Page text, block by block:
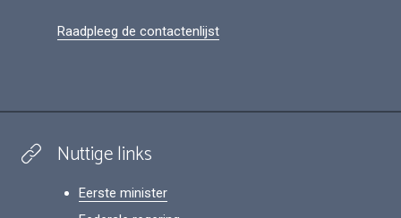
Raadpleeg de contactenlijst
Nuttige links
Eerste minister